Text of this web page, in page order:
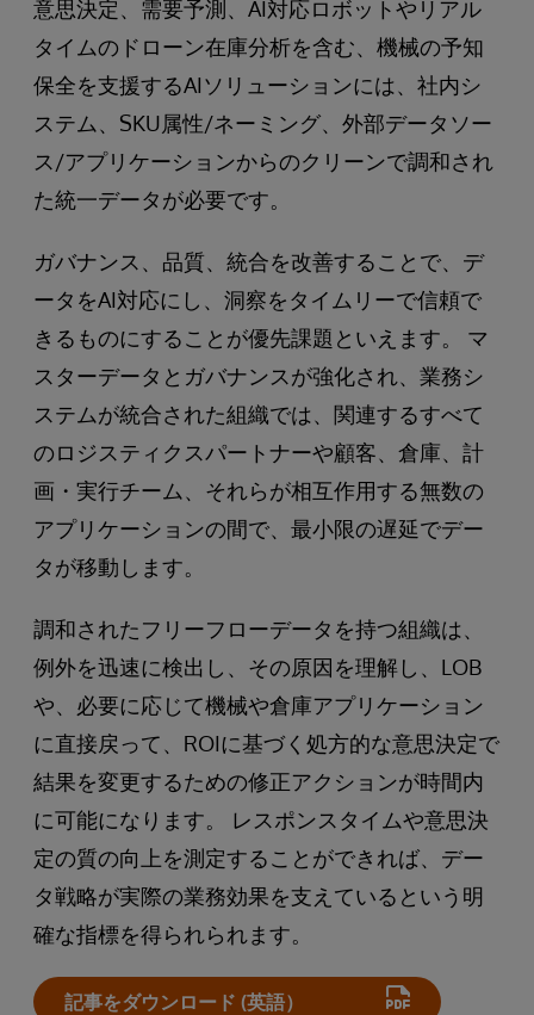
意思決定、需要予測、AI対応ロボットやリアル
タイムのドローン在庫分析を含む、機械の予知
保全を支援するAIソリューションには、社内シ
ステム、SKU属性/ネーミング、外部データソー
ス/アプリケーションからのクリーンで調和され
た統一データが必要です。
ガバナンス、品質、統合を改善することで、デ
ータをAI対応にし、洞察をタイムリーで信頼で
きるものにすることが優先課題といえます。 マ
スターデータとガバナンスが強化され、業務シ
ステムが統合された組織では、関連するすべて
のロジスティクスパートナーや顧客、倉庫、計
画・実行チーム、それらが相互作用する無数の
アプリケーションの間で、最小限の遅延でデー
タが移動します。
調和されたフリーフローデータを持つ組織は、
例外を迅速に検出し、その原因を理解し、LOB
や、必要に応じて機械や倉庫アプリケーション
に直接戻って、ROIに基づく処方的な意思決定で
結果を変更するための修正アクションが時間内
に可能になります。 レスポンスタイムや意思決
定の質の向上を測定することができれば、デー
タ戦略が実際の業務効果を支えているという明
確な指標を得られられます。
記事をダウンロード (英語）